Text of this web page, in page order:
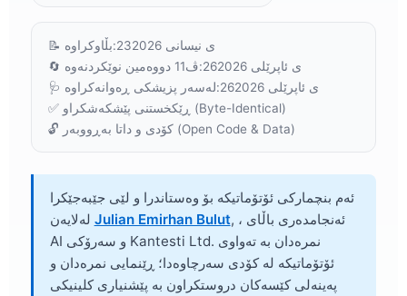
📝 بڵاوکراوە:
23ی نیسانی 2026
🔄 ڤ11 دووەمین نوێکردنەوە:
26ی ئاپرێلی 2026
🩺 لەسەر پزیشکی ڕەوانەکراوە:
26ی ئاپرێلی 2026
✅ ڕێکخستنی پێشکەشکراو (Byte-Identical)
🔓 کۆدی و داتا بەڕووبەر (Open Code & Data)
ئەم بنچمارکی ئۆتۆماتیکە بۆ وەستاندرا و لێی جێبەجێکرا
Julian Emirhan Bulut, ، ئەنجامدەری باڵای
AI و سەرۆکی Kantesti Ltd. نمرەدان بە تەواوی
ئۆتۆماتیکە لە کۆدی سەرچاوەدا؛ ڕێنمایی نمرەدان و
پەینەلی کێسەکان دروستکراون بە پێشنیاری کلینیکی